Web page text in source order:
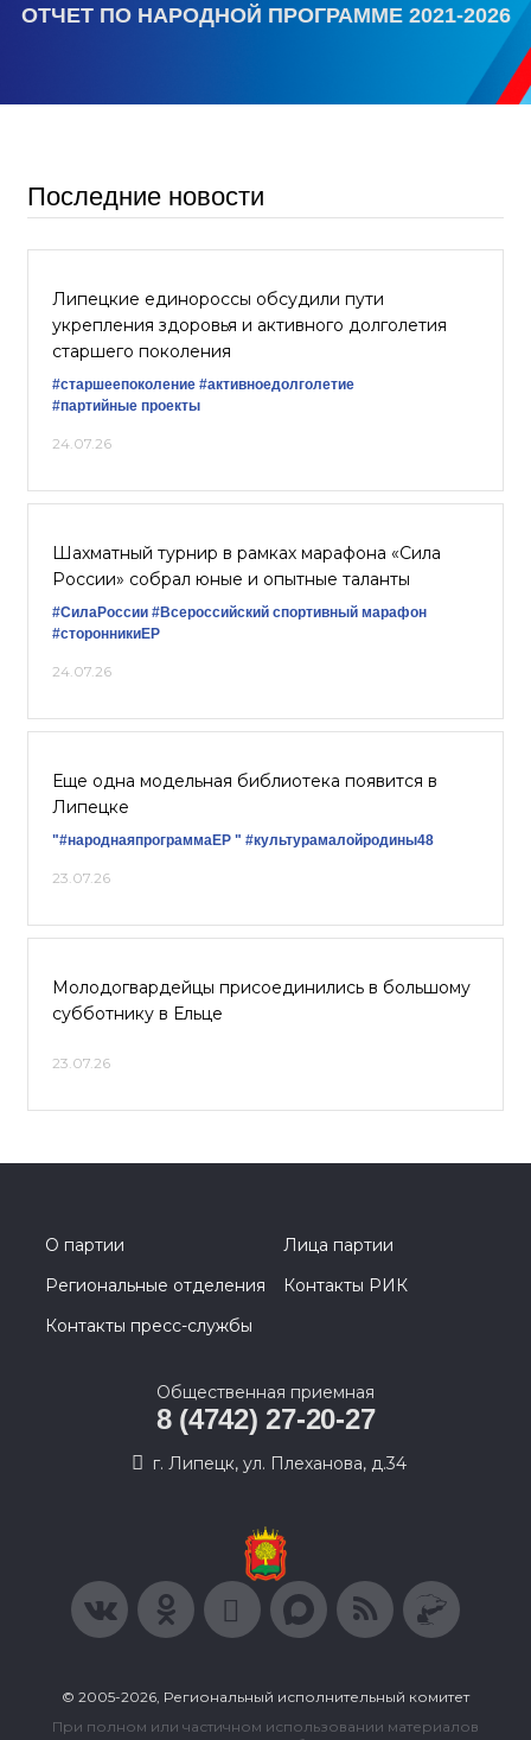
ОТЧЕТ ПО НАРОДНОЙ ПРОГРАММЕ 2021-2026
Последние новости
Липецкие единороссы обсудили пути
укрепления здоровья и активного долголетия
старшего поколения
#старшеепоколение #активноедолголетие
#партийные проекты
24.07.26
Шахматный турнир в рамках марафона «Сила
России» собрал юные и опытные таланты
#СилаРоссии #Всероссийский спортивный марафон
#сторонникиЕР
24.07.26
Еще одна модельная библиотека появится в
Липецке
"#народнаяпрограммаЕР " #культурамалойродины48
23.07.26
Молодогвардейцы присоединились в большому
субботнику в Ельце
23.07.26
О партии
Лица партии
Региональные отделения
Контакты РИК
Контакты пресс-службы
Общественная приемная
8 (4742) 27-20-27
г. Липецк, ул. Плеханова, д.34
© 2005-2026, Региональный исполнительный комитет
При полном или частичном использовании материалов